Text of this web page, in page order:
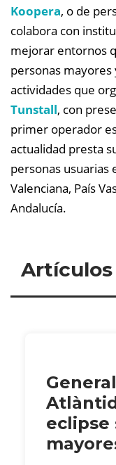
Koopera, o de
colabora con
mejorar entornos
personas mayores
actividades que
Tunstall, con
primer operador
actualidad presta
personas usuarias
Valenciana, País
Andalucía.
eclipse